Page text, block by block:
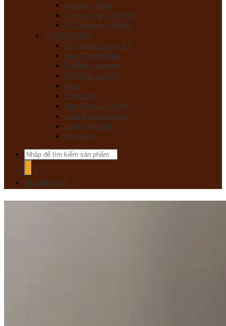
Giường Tầng
Giường Ngủ Trẻ Em
Tủ Quần Áo Trẻ Em
Nội thất khác
Đồ Decor Trang Trí
Bàn Trang Điểm
Tủ Đầu Giường
Bộ Chăn Ga Gối
Đệm
Tủ Rượu
Bàn Ghế Làm Việc
Ghế Đuôi Giường
Ghế Thư Giãn
Giá Sách
Tìm
kiếm:
Khuyến mãi